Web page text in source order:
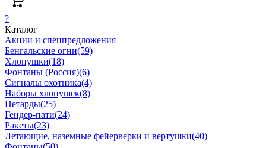
?
Каталог
Акции и спецпредложения
Бенгальские огни(59)
Хлопушки(18)
Фонтаны (Россия)(6)
Сигналы охотника(4)
Наборы хлопушек(8)
Петарды(25)
Гендер-пати(24)
Ракеты(23)
Летающие, наземные фейерверки и вертушки(40)